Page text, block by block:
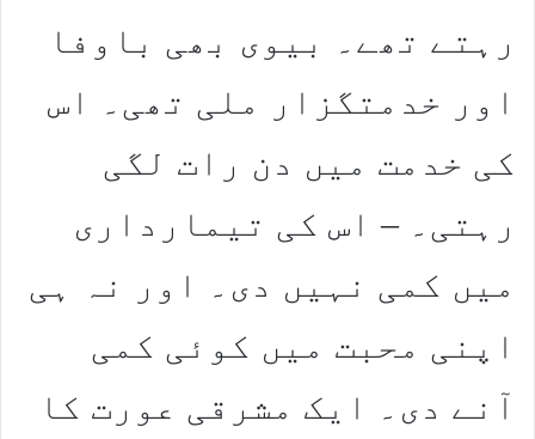
رہتے تھے۔ بیوی بھی باوفا
اور خدمتگزار ملی تھی۔ اس
کی خدمت میں دن رات لگی
رہتی۔ – اس کی تیمارداری
میں کمی نہیں دی۔ اور نہ ہی
اپنی محبت میں کوئی کمی
آنے دی۔ ایک مشرقی عورت کا